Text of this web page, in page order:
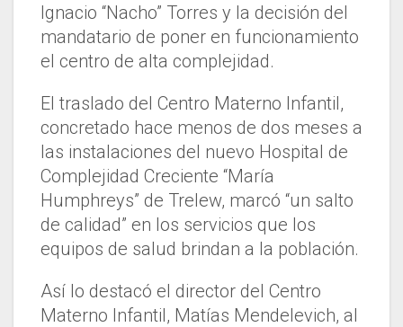
Ignacio “Nacho” Torres y la decisión del
mandatario de poner en funcionamiento
el centro de alta complejidad.
El traslado del Centro Materno Infantil,
concretado hace menos de dos meses a
las instalaciones del nuevo Hospital de
Complejidad Creciente “María
Humphreys” de Trelew, marcó “un salto
de calidad” en los servicios que los
equipos de salud brindan a la población.
Así lo destacó el director del Centro
Materno Infantil, Matías Mendelevich, al